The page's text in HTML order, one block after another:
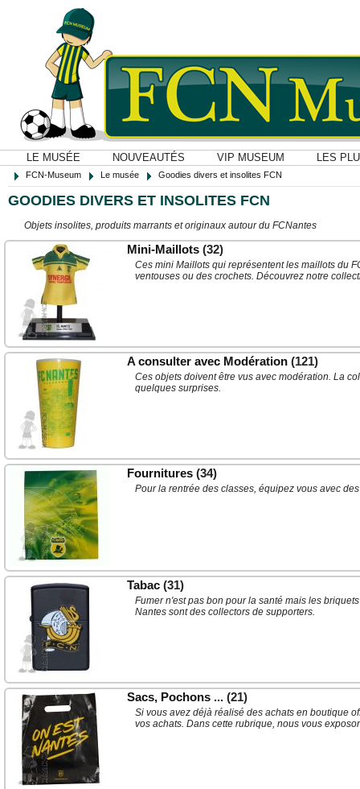
LE MUSÉE NOUVEAUTÉS VIP MUSEUM LES
FCN-Museum Le musée Goodies divers et insolites FCN
GOODIES DIVERS ET INSOLITES FCN
Objets insolites, produits marrants et originaux autour du FCNantes
Mini-Maillots (32)
Ces mini Maillots qui représentent les maillots du
ventouses ou des crochets. Découvrez notre
A consulter avec Modération (121)
Ces objets doivent être vus avec modération. La
quelques surprises.
Fournitures (34)
Pour la rentrée des classes, équipez vous avec
Tabac (31)
Fumer n'est pas bon pour la santé mais les
Nantes sont des collectors de supporters.
Sacs, Pochons ... (21)
Si vous avez déjà réalisé des achats en boutique
vos achats. Dans cette rubrique, nous vous